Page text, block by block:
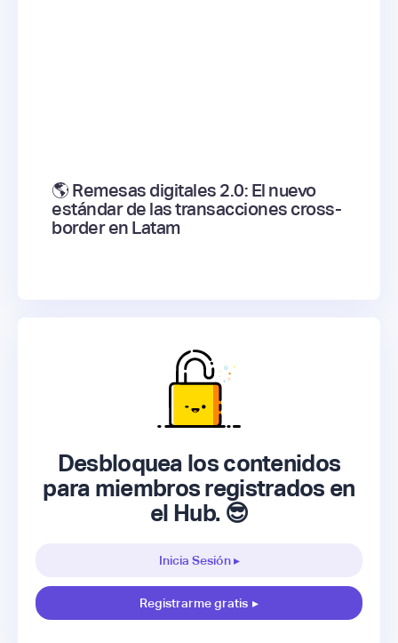
🌎 Remesas digitales 2.0: El nuevo
estándar de las transacciones cross-
border en Latam
Desbloquea los contenidos
para miembros registrados en
el Hub. 😎
Inicia Sesión ▸
Registrarme gratis ▸